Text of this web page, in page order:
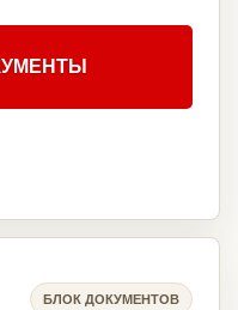
БЛОК ДОКУМЕНТОВ